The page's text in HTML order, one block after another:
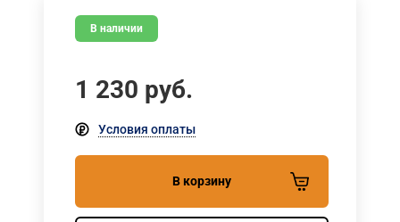
В наличии
1 230 руб.
Условия оплаты
В корзину